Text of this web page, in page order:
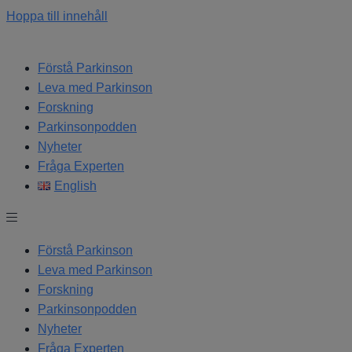
Hoppa till innehåll
Förstå Parkinson
Leva med Parkinson
Forskning
Parkinsonpodden
Nyheter
Fråga Experten
English
Förstå Parkinson
Leva med Parkinson
Forskning
Parkinsonpodden
Nyheter
Fråga Experten